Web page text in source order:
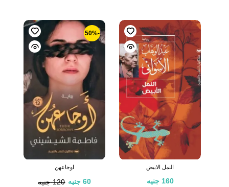
النمل الابيض
160 جنيه
-50%
اوجاعهن
120 جنيه 60 جنيه